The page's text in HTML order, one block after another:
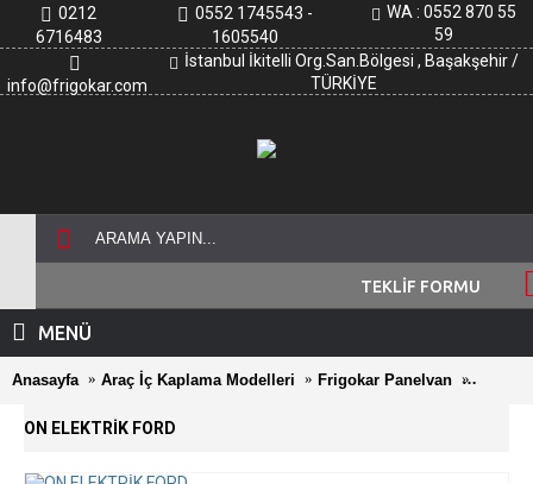
0212
6716483
0552 1745543 -
1605540
WA : 0552 870 55
59
info@frigokar.com
İstanbul İkitelli Org.San.Bölgesi , Başakşehir /
TÜRKİYE
TEKLİF FORMU
MENÜ
Anasayfa Araç İç Kaplama Modelleri Frigokar Panelvan ON
ON ELEKTRİK FORD